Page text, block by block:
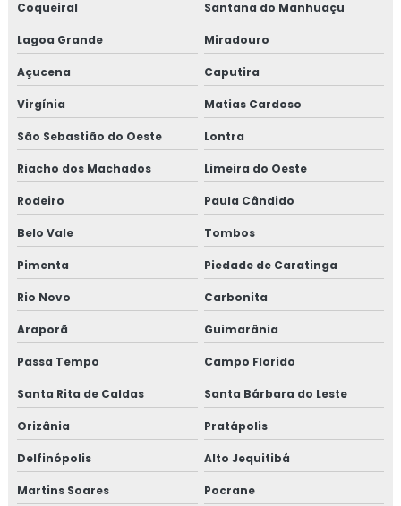
Coqueiral Santana do Manhuaçu
Lagoa Grande Miradouro
Açucena Caputira
Virgínia Matias Cardoso
São Sebastião do Oeste Lontra
Riacho dos Machados Limeira do Oeste
Rodeiro Paula Cândido
Belo Vale Tombos
Pimenta Piedade de Caratinga
Rio Novo Carbonita
Araporã Guimarânia
Passa Tempo Campo Florido
Santa Rita de Caldas Santa Bárbara do Leste
Orizânia Pratápolis
Delfinópolis Alto Jequitibá
Martins Soares Pocrane